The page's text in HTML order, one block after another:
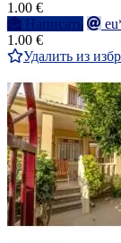
1.00 €
Написать
1.00 €
Удалить из